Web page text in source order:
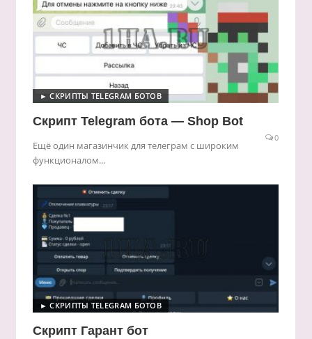
► СКРИПТЫ TELEGRAM БОТОВ
Скрипт Telegram бота — Shop Bot
0
Ещё один магазинчик для телеграм с широким
функционалом...
► СКРИПТЫ TELEGRAM БОТОВ
Скрипт Гарант бот